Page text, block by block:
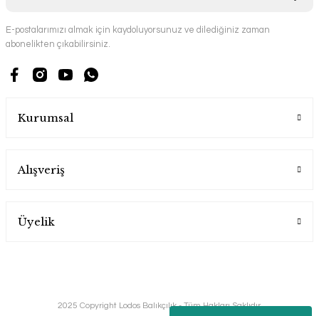
E-postalarımızı almak için kaydoluyorsunuz ve dilediğiniz zaman
abonelikten çıkabilirsiniz.
Kurumsal
Alışveriş
Üyelik
2025 Copyright Lodos Balıkçılık - Tüm Hakları Saklıdır.